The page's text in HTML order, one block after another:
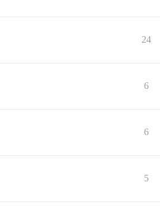
24
6
6
5